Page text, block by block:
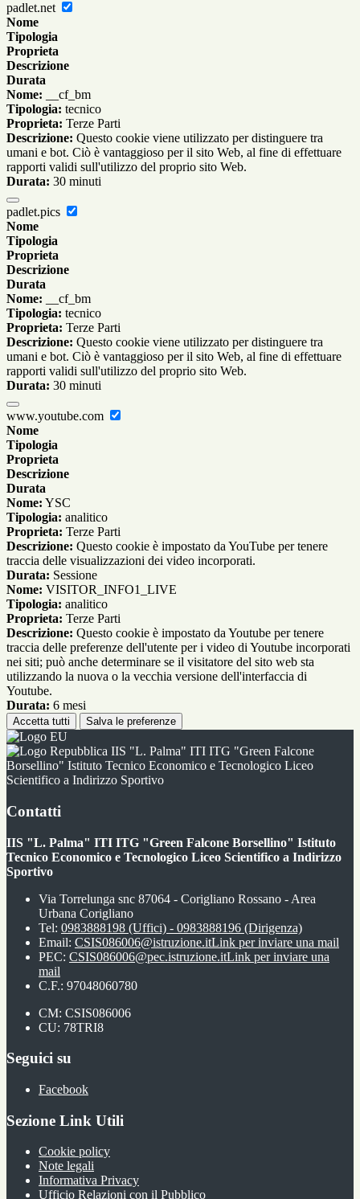
padlet.net
Nome
Tipologia
Proprieta
Descrizione
Durata
Nome: __cf_bm
Tipologia: tecnico
Proprieta: Terze Parti
Descrizione: Questo cookie viene utilizzato per distinguere tra
umani e bot. Ciò è vantaggioso per il sito Web, al fine di effettuare
rapporti validi sull'utilizzo del proprio sito Web.
Durata: 30 minuti
padlet.pics
Nome
Tipologia
Proprieta
Descrizione
Durata
Nome: __cf_bm
Tipologia: tecnico
Proprieta: Terze Parti
Descrizione: Questo cookie viene utilizzato per distinguere tra
umani e bot. Ciò è vantaggioso per il sito Web, al fine di effettuare
rapporti validi sull'utilizzo del proprio sito Web.
Durata: 30 minuti
www.youtube.com
Nome
Tipologia
Proprieta
Descrizione
Durata
Nome: YSC
Tipologia: analitico
Proprieta: Terze Parti
Descrizione: Questo cookie è impostato da YouTube per tenere
traccia delle visualizzazioni dei video incorporati.
Durata: Sessione
Nome: VISITOR_INFO1_LIVE
Tipologia: analitico
Proprieta: Terze Parti
Descrizione: Questo cookie è impostato da Youtube per tenere
traccia delle preferenze dell'utente per i video di Youtube incorporati
nei siti; può anche determinare se il visitatore del sito web sta
utilizzando la nuova o la vecchia versione dell'interfaccia di
Youtube.
Durata: 6 mesi
Accetta tutti Salva le preferenze
IIS "L. Palma" ITI ITG "Green Falcone
Borsellino" Istituto Tecnico Economico e Tecnologico Liceo
Scientifico a Indirizzo Sportivo
Contatti
IIS "L. Palma" ITI ITG "Green Falcone Borsellino" Istituto
Tecnico Economico e Tecnologico Liceo Scientifico a Indirizzo
Sportivo
Via Torrelunga snc 87064 - Corigliano Rossano - Area
Urbana Corigliano
Tel: 0983888198 (Uffici) - 0983888196 (Dirigenza)
Email: CSIS086006@istruzione.itLink per inviare una mail
PEC: CSIS086006@pec.istruzione.itLink per inviare una
mail
C.F.: 97048060780
CM: CSIS086006
CU: 78TRI8
Seguici su
Facebook
Sezione Link Utili
Cookie policy
Note legali
Informativa Privacy
Ufficio Relazioni con il Pubblico